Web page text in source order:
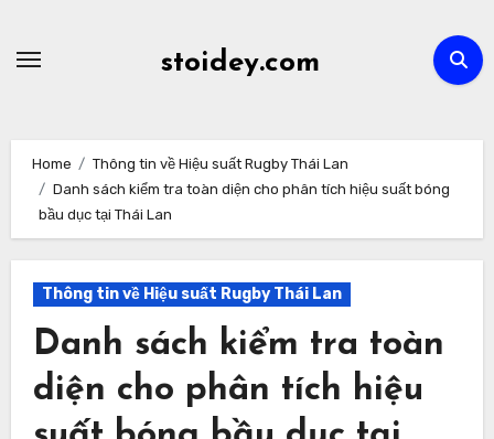
stoidey.com
Home
Thông tin về Hiệu suất Rugby Thái Lan
Danh sách kiểm tra toàn diện cho phân tích hiệu suất bóng
bầu dục tại Thái Lan
Thông tin về Hiệu suất Rugby Thái Lan
Danh sách kiểm tra toàn
diện cho phân tích hiệu